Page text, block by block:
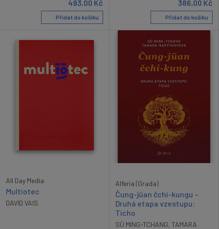
493,00 Kč
Přidat do košíku
386,00 Kč
Přidat do košíku
All Day Media
Multiotec
DAVID VAIS
Alferia (Grada)
Čung-jüan čchi-kungu –
Druhá etapa vzestupu:
Ticho
SÜ MING-TCHANG, TAMARA